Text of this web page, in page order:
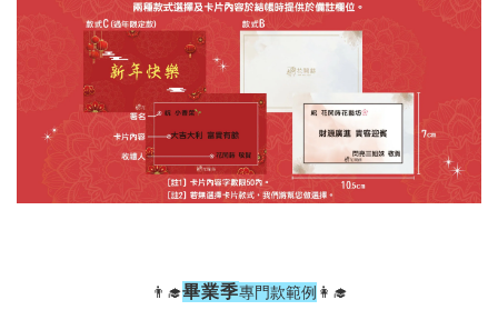
👨‍🎓畢業季專門款範例 👩‍🎓